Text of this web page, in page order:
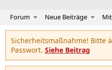
Forum Neue Beiträge
Sicherheitsmaßnahme! Bitte
Passwort. Siehe Beitrag